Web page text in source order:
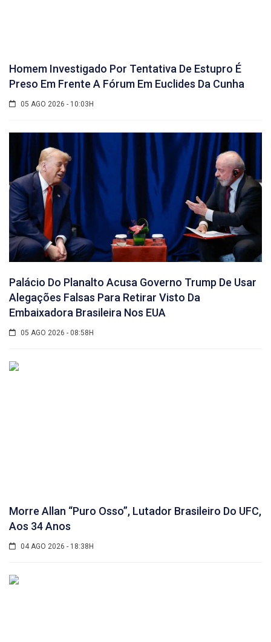
Homem Investigado Por Tentativa De Estupro É
Preso Em Frente A Fórum Em Euclides Da Cunha
05 AGO 2026 - 10:03H
Palácio Do Planalto Acusa Governo Trump De Usar
Alegações Falsas Para Retirar Visto Da
Embaixadora Brasileira Nos EUA
05 AGO 2026 - 08:58H
Morre Allan “Puro Osso”, Lutador Brasileiro Do UFC,
Aos 34 Anos
04 AGO 2026 - 18:38H